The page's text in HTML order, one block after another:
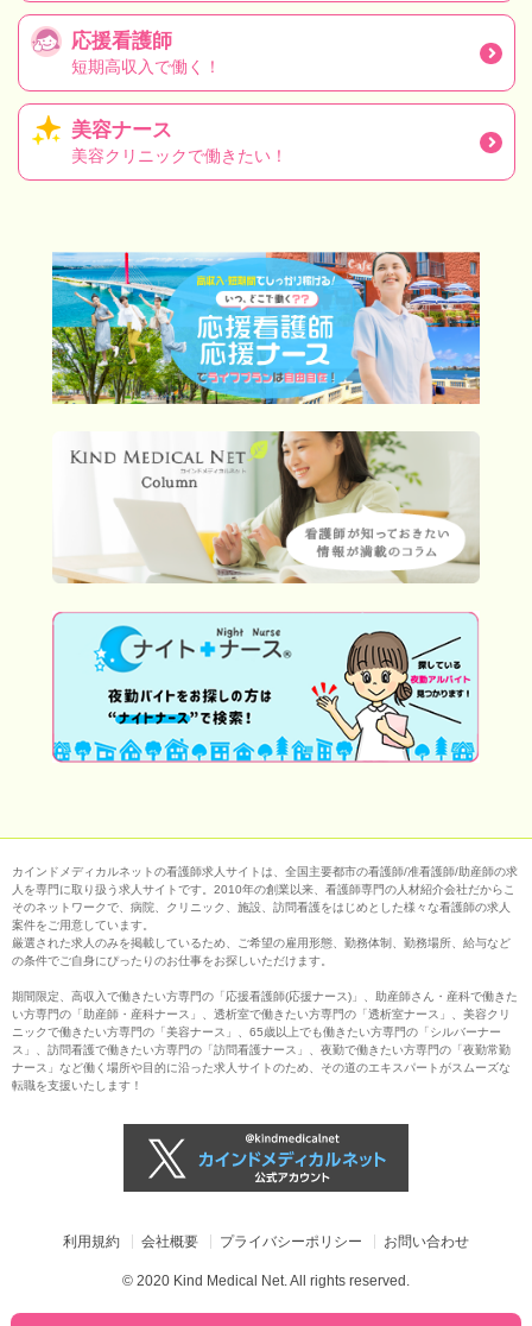
応援看護師
短期高収入で働く！
美容ナース
美容クリニックで働きたい！
カインドメディカルネットの看護師求人サイトは、全国主要都市の看護師/准看護師/助産師の求
人を専門に取り扱う求人サイトです。2010年の創業以来、看護師専門の人材紹介会社だからこ
そのネットワークで、病院、クリニック、施設、訪問看護をはじめとした様々な看護師の求人
案件をご用意しています。
厳選された求人のみを掲載しているため、ご希望の雇用形態、勤務体制、勤務場所、給与など
の条件でご自身にぴったりのお仕事をお探しいただけます。
期間限定、高収入で働きたい方専門の「応援看護師(応援ナース)」、助産師さん・産科で働きた
い方専門の「助産師・産科ナース」、透析室で働きたい方専門の「透析室ナース」、美容クリ
ニックで働きたい方専門の「美容ナース」、65歳以上でも働きたい方専門の「シルバーナー
ス」、訪問看護で働きたい方専門の「訪問看護ナース」、夜勤で働きたい方専門の「夜勤常勤
ナース」など働く場所や目的に沿った求人サイトのため、その道のエキスパートがスムーズな
転職を支援いたします！
利用規約 会社概要 プライバシーポリシー お問い合わせ
© 2020 Kind Medical Net. All rights reserved.